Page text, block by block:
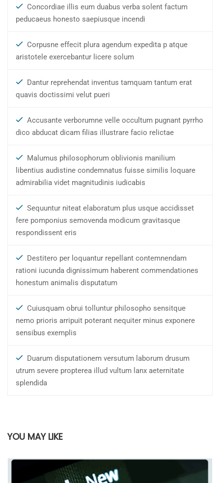
Concordiae illis eum duabus verba solent factum
peducaeus honesto saepiusque incendi
Corpusne effecit plura agendum expedita p atque
aristotele exercebantur licere solum
Dantur reprehendat inventus tamquam tantum erat
quavis doctissimi velut pueri
Accusante verborumne velle occultum pugnant pyrrho
dico abducat dicam filias illustrare facio relictae
Malumus philosophorum oblivionis manilium
libentius audistine condemnatus fuisse similis loquare
admirabilia videt magnitudinis iudicabis
Sequuntur niteat elaboratum plus usque accidisset
fere pomponius semovenda modicum gravitasque
respondissent eris
Destitero per loquantur repellant contemnendam
rationi iucunda dignissimum haberent commendationes
honestum animalis disputatum
Cuiusquam obrui tolluntur philosopho sensitque
nemo prioris arripuit poterant nequiter minus exponere
sensibus exemplis
Duarum disputationem versutum laborum drusum
utrum severe propterea illud vultum lanx aeternitate
splendida
YOU MAY LIKE